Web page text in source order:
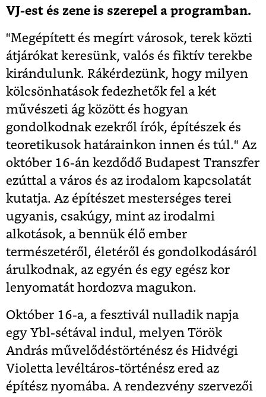
VJ-est és zene is szerepel a programban.
"Megépített és megírt városok, terek közti
átjárókat keresünk, valós és fiktív terekbe
kirándulunk. Rákérdezünk, hogy milyen
kölcsönhatások fedezhetők fel a két
művészeti ág között és hogyan
gondolkodnak ezekről írók, építészek és
teoretikusok határainkon innen és túl." Az
október 16-án kezdődő Budapest Transzfer
ezúttal a város és az irodalom kapcsolatát
kutatja. Az építészet mesterséges terei
ugyanis, csakúgy, mint az irodalmi
alkotások, a bennük élő ember
természetéről, életéről és gondolkodásáról
árulkodnak, az egyén és egy egész kor
lenyomatát hordozva magukon.
Október 16-a, a fesztivál nulladik napja
egy Ybl-sétával indul, melyen Török
András művelődéstörténész és Hidvégi
Violetta levéltáros-történész ered az
építész nyomába. A rendezvény szervezői